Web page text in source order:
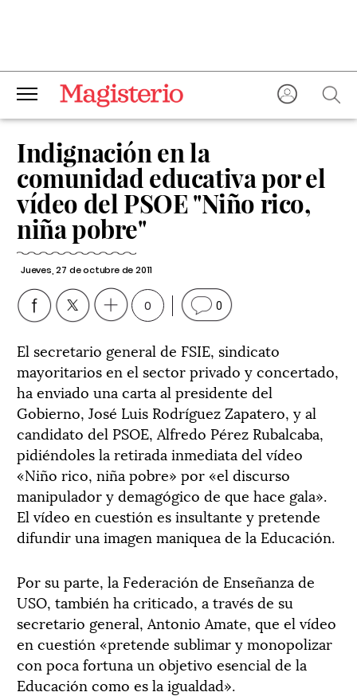
Indignación en la
comunidad educativa por el
vídeo del PSOE "Niño rico,
niña pobre"
Jueves, 27 de octubre de 2011
0 0
El secretario general de FSIE, sindicato
mayoritarios en el sector privado y concertado,
ha enviado una carta al presidente del
Gobierno, José Luis Rodríguez Zapatero, y al
candidato del PSOE, Alfredo Pérez Rubalcaba,
pidiéndoles la retirada inmediata del vídeo
«Niño rico, niña pobre» por «el discurso
manipulador y demagógico de que hace gala».
El vídeo en cuestión es insultante y pretende
difundir una imagen maniquea de la Educación.
Por su parte, la Federación de Enseñanza de
USO, también ha criticado, a través de su
secretario general, Antonio Amate, que el vídeo
en cuestión «pretende sublimar y monopolizar
con poca fortuna un objetivo esencial de la
Educación como es la igualdad».